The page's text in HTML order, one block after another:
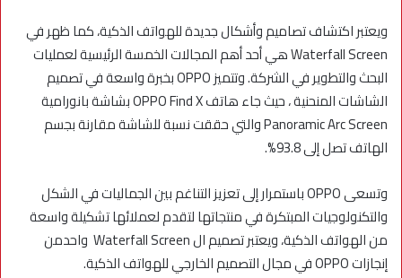
ويعتبر اكتشاف تصاميم وأشكال جديدة للهواتف الذكية، كما ظهر في
Waterfall Screen هي أحد أهم المجالات الخمسة الرئيسية لعمليات
البحث والتطوير في الشركة. وتتميز OPPO بخبرة واسعة في تصميم
الشاشات المنحنية ، حيث جاء هاتف OPPO Find X بشاشة بانورامية
Panoramic Arc Screen والتي حققت نسبة للشاشة مقارنة بجسم
الهاتف تصل إلى 93.8%.
وتسعى OPPO باستمرار إلى تعزيز التناغم بين الجماليات في الشكل
والتكنولوجيات المبتكرة في منتجاتها لتقدم لعملائها تشكيلة واسعة
من الهواتف الذكية، ويعتبر تصميم ال Waterfall Screen واحدمن
إنجازات OPPO في مجال التصميم الخارجي للهواتف الذكية.